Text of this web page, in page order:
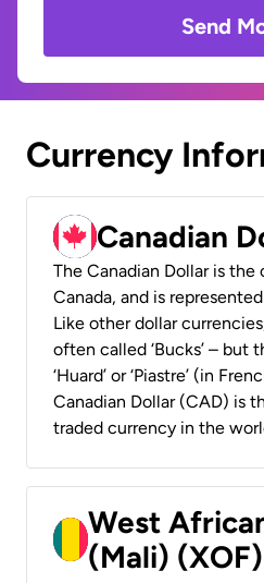
Send
Currency
Canadian
The Canadian Dollar is
Canada, and is represented
Like other dollar
often called ‘Bucks’ – but
‘Huard’ or ‘Piastre’ (in
Canadian Dollar (CAD) is
traded currency in the
West
(Mali) (XOF)